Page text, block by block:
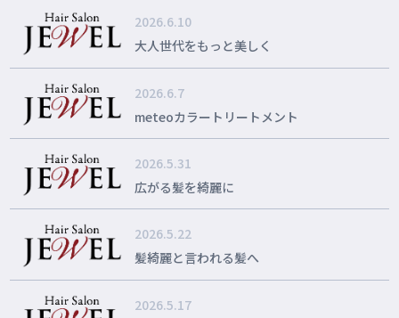
2026.6.10
大人世代をもっと美しく
2026.6.7
meteoカラートリートメント
2026.5.31
広がる髪を綺麗に
2026.5.22
髪綺麗と言われる髪へ
2026.5.17